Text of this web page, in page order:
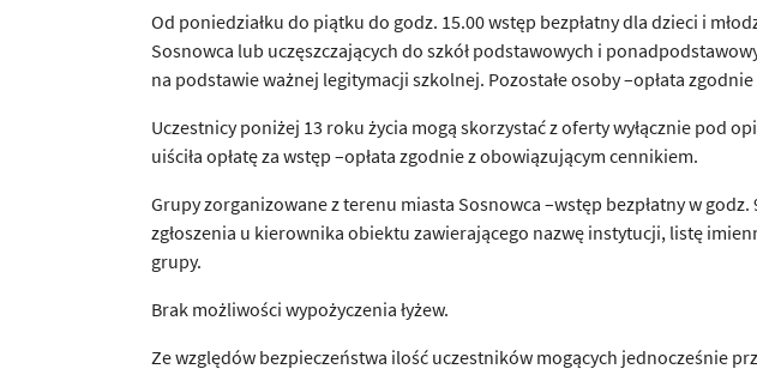
Od poniedziałku do piątku do godz. 15.00 wstęp bezpłatny dla dzieci i
Sosnowca lub uczęszczających do szkół podstawowych i
na podstawie ważnej legitymacji szkolnej. Pozostałe osoby –opłata
Uczestnicy poniżej 13 roku życia mogą skorzystać z oferty wyłącznie pod
uiściła opłatę za wstęp –opłata zgodnie z obowiązującym cennikiem.
Grupy zorganizowane z terenu miasta Sosnowca –wstęp bezpłatny w
zgłoszenia u kierownika obiektu zawierającego nazwę instytucji, listę
grupy.
Brak możliwości wypożyczenia łyżew.
Ze względów bezpieczeństwa ilość uczestników mogących jednocześnie